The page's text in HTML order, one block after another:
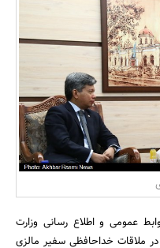
بانک، بیمه و سرمایه
مسکن و ساختمان
عمومی و اطلاع رسانی وزارت
در ملاقات خداحافظی سفیر مالزی